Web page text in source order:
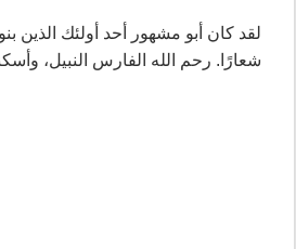
لقد كان أبو مشهور أحد أولئك الذين
شعارًا. رحم الله الفارس النبيل،